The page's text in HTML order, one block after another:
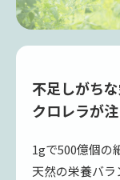
ホールフー
まってきて
「小さな生命を
生命が海で誕
不足しがち
クロレラが
1gで500億個の
天然の栄養バ